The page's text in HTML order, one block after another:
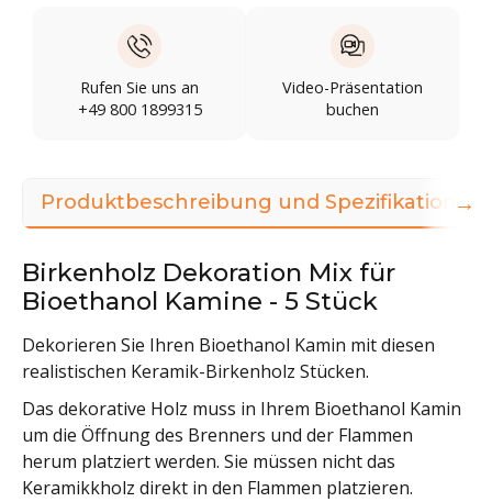
Rufen Sie uns an
+49 800 1899315
Video-Präsentation
buchen
Produktbeschreibung und Spezifikationen
Birkenholz Dekoration Mix für
Bioethanol Kamine - 5 Stück
Dekorieren Sie Ihren Bioethanol Kamin mit diesen
realistischen Keramik-Birkenholz Stücken.
Das dekorative Holz muss in Ihrem Bioethanol Kamin
um die Öffnung des Brenners und der Flammen
herum platziert werden. Sie müssen nicht das
Keramikkholz direkt in den Flammen platzieren.
→